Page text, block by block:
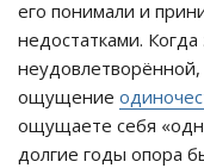
его понимали и
недостатками. Когда
ощущение
ощущаете себя
долгие годы опора